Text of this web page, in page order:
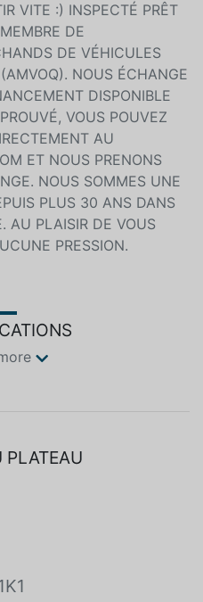
VITE :) INSPECTÉ PRÊT
DE
DE VÉHICULES
NOUS ÉCHANGE
DISPONIBLE
VOUS POUVEZ
AU
ET NOUS PRENONS
NOUS SOMMES UNE
PLUS 30 ANS DANS
AU PLAISIR DE VOUS
PRESSION.
PLATEAU